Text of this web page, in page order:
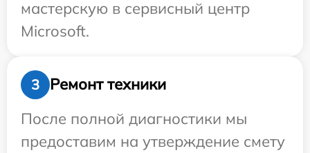
мастерскую в сервисный центр
Microsoft.
3
Ремонт техники
После полной диагностики мы
предоставим на утверждение смету